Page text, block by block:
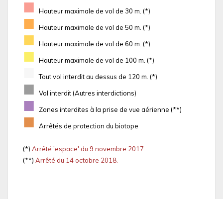
■ Hauteur maximale de vol de 30 m. (*)
■ Hauteur maximale de vol de 50 m. (*)
■ Hauteur maximale de vol de 60 m. (*)
■ Hauteur maximale de vol de 100 m. (*)
Tout vol interdit au dessus de 120 m. (*)
■ Vol interdit (Autres interdictions)
■ Zones interdites à la prise de vue aérienne (**)
■ Arrêtés de protection du biotope
(*) Arrêté 'espace' du 9 novembre 2017
(**) Arrêté du 14 octobre 2018.